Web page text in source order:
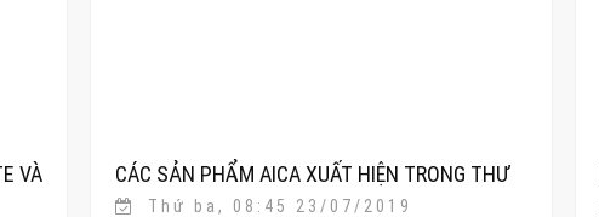
VÀ
CÁC SẢN PHẨM AICA XUẤT HIỆN TRONG THƯ
VIỆN NỀN TẢNG BIM OBJECT
Thứ ba, 08:45 23/07/2019